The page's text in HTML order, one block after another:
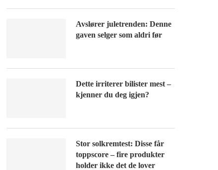
Avslører juletrenden: Denne
gaven selger som aldri før
Dette irriterer bilister mest –
kjenner du deg igjen?
Stor solkremtest: Disse får
toppscore – fire produkter
holder ikke det de lover